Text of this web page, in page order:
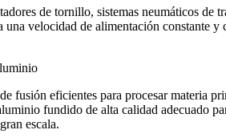
de tornillo, sistemas neumáticos
velocidad de alimentación constante
fusión eficientes para procesar
fundido de alta calidad adecuado
escala.